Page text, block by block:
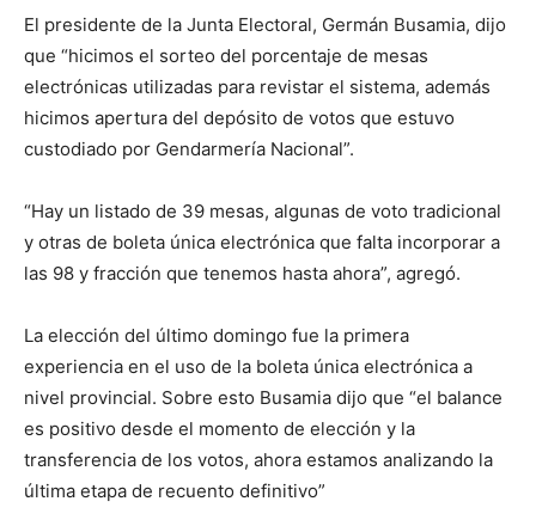
El presidente de la Junta Electoral, Germán Busamia, dijo
que “hicimos el sorteo del porcentaje de mesas
electrónicas utilizadas para revistar el sistema, además
hicimos apertura del depósito de votos que estuvo
custodiado por Gendarmería Nacional”.
“Hay un listado de 39 mesas, algunas de voto tradicional
y otras de boleta única electrónica que falta incorporar a
las 98 y fracción que tenemos hasta ahora”, agregó.
La elección del último domingo fue la primera
experiencia en el uso de la boleta única electrónica a
nivel provincial. Sobre esto Busamia dijo que “el balance
es positivo desde el momento de elección y la
transferencia de los votos, ahora estamos analizando la
última etapa de recuento definitivo”